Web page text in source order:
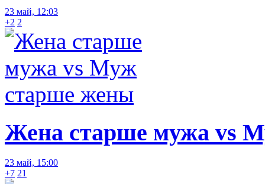
23 май, 12:03
+2 2
Жена старше мужа vs
23 май, 15:00
+7 21